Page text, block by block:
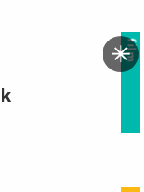
film